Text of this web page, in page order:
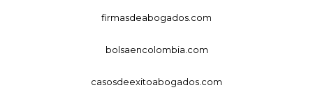
firmasdeabogados.com
bolsaencolombia.com
casosdeexitoabogados.com